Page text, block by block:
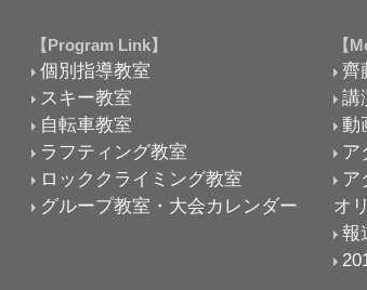
【Program Link】
個別指導教室
スキー教室
自転車教室
ラフティング教室
ロッククライミング教室
グループ教室・大会カレンダー
【
齊
講
動
ア
ア
オ
報